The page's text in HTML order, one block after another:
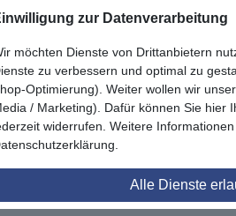
5.0
ist etwas Übungssache, aber
zur Datenverarbeitung
möchten Dienste von Drittanbietern
zu verbessern und optimal zu
Optimierung). Weiter wollen wir
/ Marketing). Dafür können Sie hier
widerrufen. Weitere
Alle Dienste